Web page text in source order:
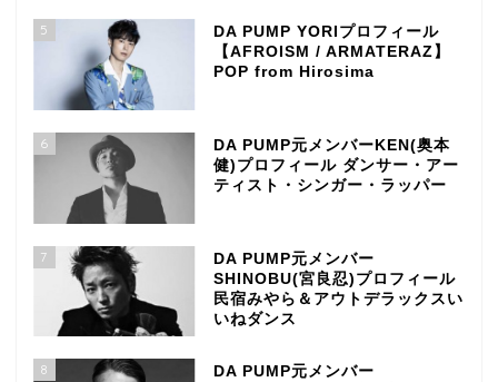
5
DA PUMP YORIプロフィール
【AFROISM / ARMATERAZ】
POP from Hirosima
6
DA PUMP元メンバーKEN(奥本
健)プロフィール ダンサー・アー
ティスト・シンガー・ラッパー
7
DA PUMP元メンバー
SHINOBU(宮良忍)プロフィール
民宿みやら＆アウトデラックスい
いねダンス
8
DA PUMP元メンバー